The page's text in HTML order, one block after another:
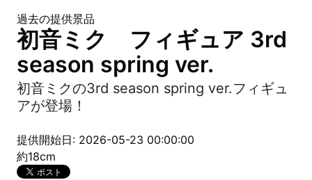
過去の提供景品
初音ミク フィギュア 3rd
season spring ver.
初音ミクの3rd season spring ver.フィギュ
アが登場！
提供開始日: 2026-05-23 00:00:00
約18cm